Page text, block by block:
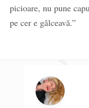
picioare, nu pune
pe cer e gâlceavă.”